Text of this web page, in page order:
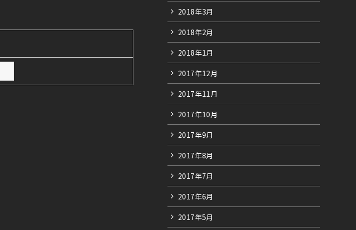
2018年3月
2018年2月
2018年1月
2017年12月
2017年11月
2017年10月
2017年9月
2017年8月
2017年7月
2017年6月
2017年5月